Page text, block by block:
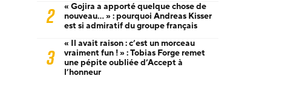
2
« Gojira a apporté quelque chose de
nouveau… » : pourquoi Andreas Kisser
est si admiratif du groupe français
3
« Il avait raison : c’est un morceau
vraiment fun ! » : Tobias Forge remet
une pépite oubliée d’Accept à
l’honneur